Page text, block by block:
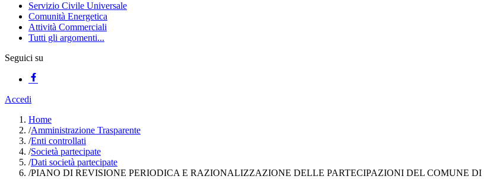
Servizio Civile Universale
Comunità Energetica
Attività Commerciali
Tutti gli argomenti...
Seguici su
Accedi
Home
/Amministrazione Trasparente
/Enti controllati
/Società partecipate
/Dati società partecipate
/PIANO DI REVISIONE PERIODICA E RAZIONALIZZAZIONE DELLE PARTECIPAZIONI DEL COMUNE DI